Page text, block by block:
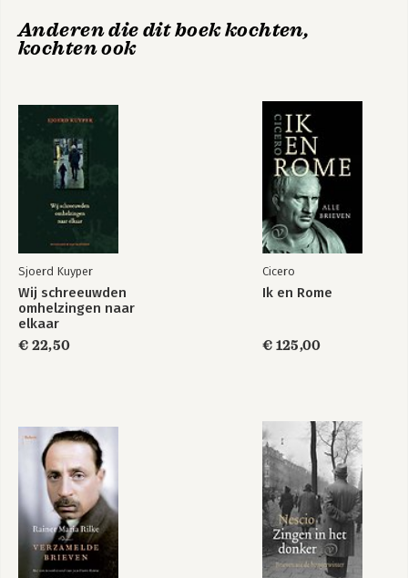
To the Lighthouse Liefst schepsel
Bekijk alle boeken
Anderen die dit boek kochten,
kochten ook
Sjoerd Kuyper
Wij schreeuwden
omhelzingen naar
elkaar
€ 22,50
Cicero
Ik en Rome
€ 125,00